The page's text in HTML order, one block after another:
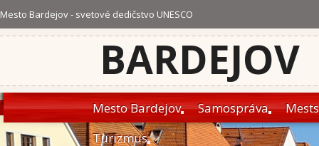
Mesto Bardejov - svetové dedičstvo UNESCO
BARDEJOV
Mesto Bardejov Samospráva
Turizmus